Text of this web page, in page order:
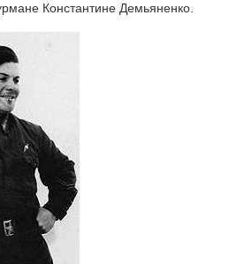
Константине Демьяненко.